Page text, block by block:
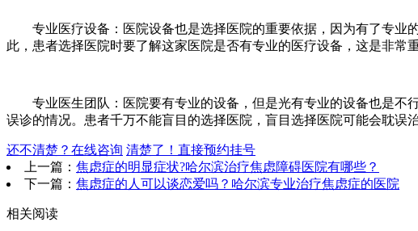
专业医疗设备：医院设备也是选择医院的重要依据，因为有了专业
此，患者选择医院时要了解这家医院是否有专业的医疗设备，这是非常重
专业医生团队：医院要有专业的设备，但是光有专业的设备也是不
误诊的情况。患者千万不能盲目的选择医院，盲目选择医院可能会耽误
还不清楚？在线咨询 清楚了！直接预约挂号
上一篇： 焦虑症的明显症状?哈尔滨治疗焦虑障碍医院有哪些？
下一篇： 焦虑症的人可以谈恋爱吗？哈尔滨专业治疗焦虑症的医院
相关阅读